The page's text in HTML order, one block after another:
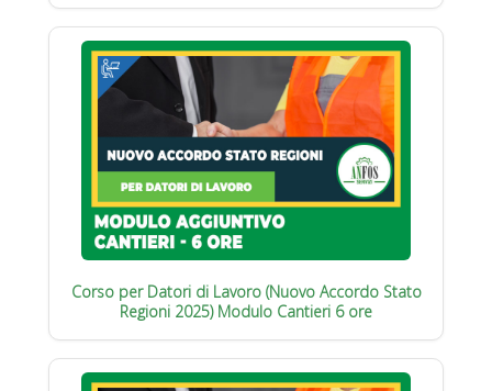
Corso per Datori di Lavoro (Nuovo Accordo Stato
Regioni 2025) Modulo Cantieri 6 ore